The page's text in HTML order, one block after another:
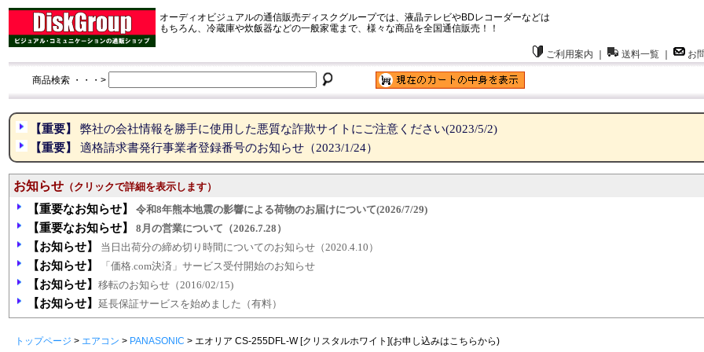
オーディオビジュアルの通信販売ディスクグループでは、液晶テレビやBDレコーダーなどは
もちろん、冷蔵庫や炊飯器などの一般家電まで、様々な商品を全国通信販売！！
ご利用案内 送料一覧 お
商品検索 ・・・>
【重要】
弊社の会社情報を勝手に使用した悪質な詐欺サイトにご注意ください(2023/5/2)
【重要】
適格請求書発行事業者登録番号のお知らせ（2023/1/24）
お知らせ （クリックで詳細を表示します）
【重要なお知らせ】 令和8年熊本地震の影響による荷物のお届けについて(2026/7/29)
【重要なお知らせ】 8月の営業について（2026.7.28）
【お知らせ】 当日出荷分の締め切り時間についてのお知らせ（2020.4.10）
【お知らせ】 「価格.com決済」サービス受付開始のお知らせ
【お知らせ】 移転のお知らせ（2016/02/15)
【お知らせ】 延長保証サービスを始めました（有料）
トップページ > エアコン > PANASONIC > エオリア CS-255DFL-W [クリスタルホワイト](お申し込みはこちらから)